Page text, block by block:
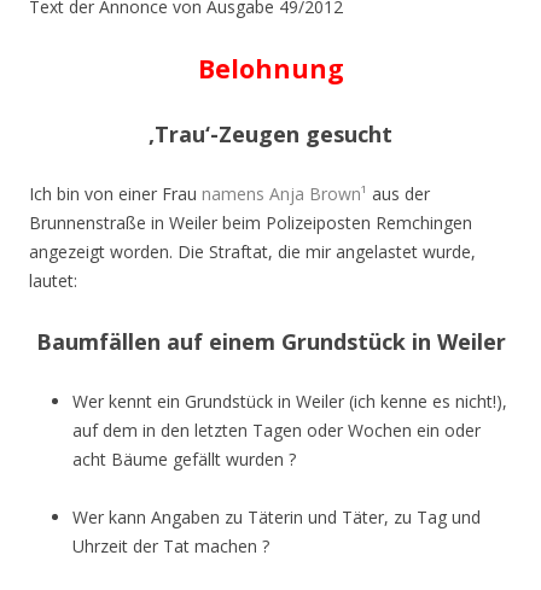
Text der Annonce von Ausgabe 49/2012
Belohnung
‚Trau‘-Zeugen gesucht
Ich bin von einer Frau namens Anja Brown¹ aus der
Brunnenstraße in Weiler beim Polizeiposten Remchingen
angezeigt worden. Die Straftat, die mir angelastet wurde,
lautet:
Baumfällen auf einem Grundstück in Weiler
Wer kennt ein Grundstück in Weiler (ich kenne es nicht!),
auf dem in den letzten Tagen oder Wochen ein oder
acht Bäume gefällt wurden ?
Wer kann Angaben zu Täterin und Täter, zu Tag und
Uhrzeit der Tat machen ?